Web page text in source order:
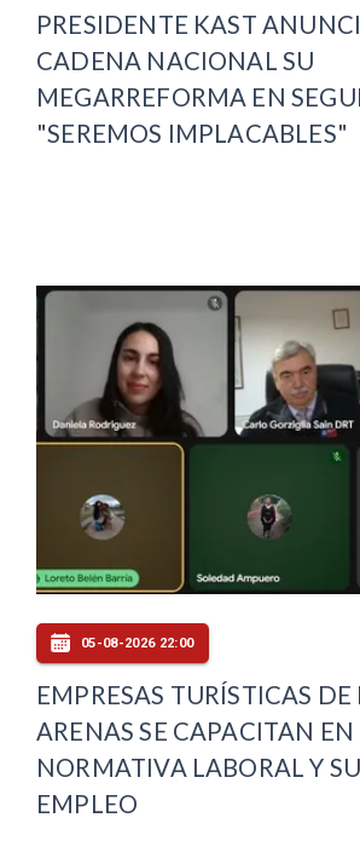
PRESIDENTE KAST
CADENA NACIONAL SU
MEGARREFORMA EN
"SEREMOS IMPLACABLES"
05-08-2026 22:00
EMPRESAS TURÍSTICAS
ARENAS SE CAPACITAN EN
NORMATIVA LABORAL Y
EMPLEO